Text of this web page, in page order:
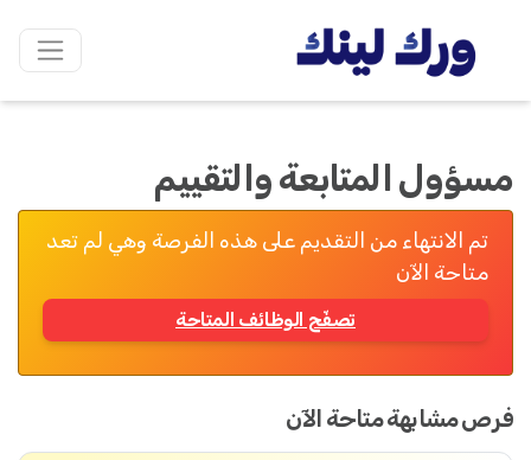
مسؤول المتابعة والتقييم
تم الانتهاء من التقديم على هذه الفرصة وهي لم تعد
متاحة الآن
تصفّح الوظائف المتاحة
فرص مشابهة متاحة الآن